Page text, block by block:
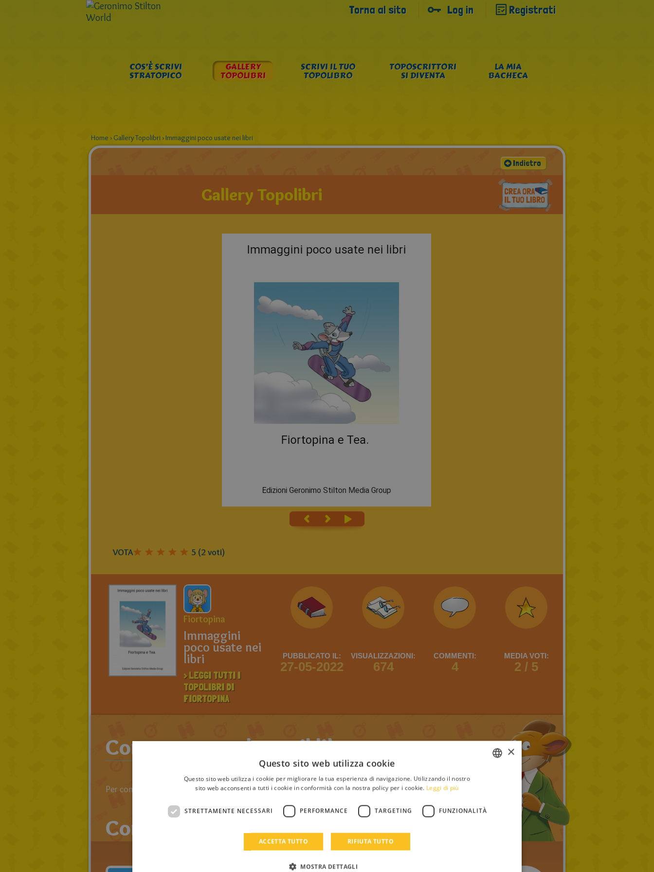
Torna al sito Log in Registrati
COS’È SCRIVI
STRATOPICO
GALLERY
TOPOLIBRI
SCRIVI IL TUO
TOPOLIBRO
TOPOSCRITTORI
SI DIVENTA
LA MIA
BACHECA
Home › Gallery Topolibri › Immaggini poco usate nei libri
Gallery Topolibri
Indietro
VOTA 5 (2 voti)
Fiortopina
Immaggini
poco usate nei
libri
> LEGGI TUTTI I
TOPOLIBRI DI
FIORTOPINA
PUBBLICATO IL:
27-05-2022
VISUALIZZAZIONI:
674
COMMENTI:
4
MEDIA VOTI:
2 / 5
Commenta anche tu il libro
Per commentare devi effettuare il login Registrati Login
Commenti
FRENCH
×
Questo sito web utilizza cookie
Questo sito web utilizza i cookie per migliorare la tua esperienza di navigazione. Utilizzando il nostro
sito web acconsenti a tutti i cookie in conformità con la nostra policy per i cookie. Leggi di più
STRETTAMENTE NECESSARI PERFORMANCE TARGETING FUNZIONALITÀ
ACCETTA TUTTO RIFIUTA TUTTO
MOSTRA DETTAGLI